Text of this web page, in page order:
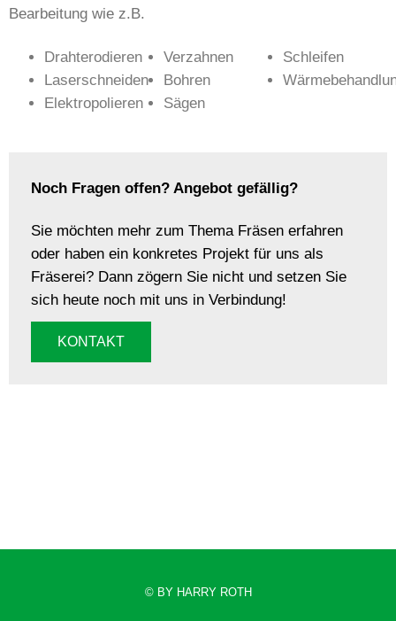
Bearbeitung wie z.B.
Drahterodieren
Laserschneiden
Elektropolieren
Verzahnen
Bohren
Sägen
Schleifen
Noch Fragen offen? Angebot gefällig?
Sie möchten mehr zum Thema Fräsen erfahren
oder haben ein konkretes Projekt für uns als
Fräserei? Dann zögern Sie nicht und setzen Sie
sich heute noch mit uns in Verbindung!
KONTAKT
© BY HARRY ROTH